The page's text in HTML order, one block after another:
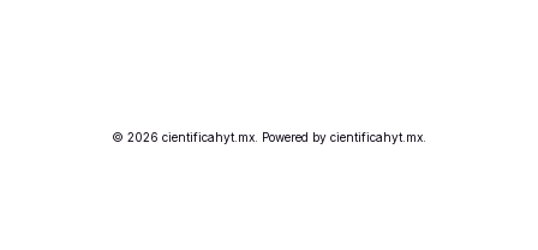
© 2026 cientificahyt.mx. Powered by cientificahyt.mx.